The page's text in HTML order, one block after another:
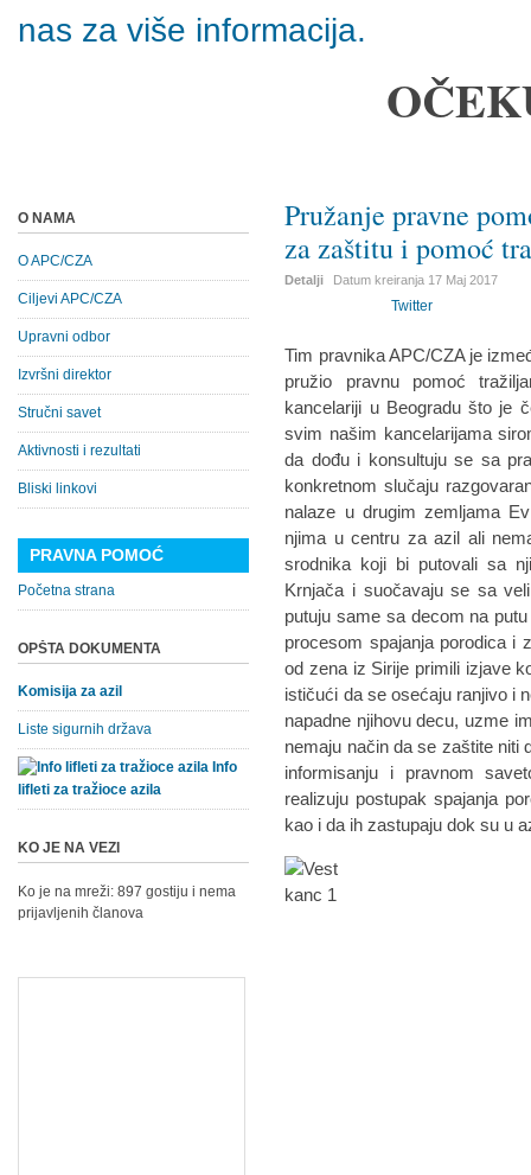
nas za više informacija.
Pružanje pravne
za zaštitu i pomoć
Detalji Datum kreiranja 17 Maj 2017
Twitter
Tim pravnika APC/CZA je
pružio pravnu pomoć
kancelariji u Beogradu što je
svim našim kancelarijama
da dođu i konsultuju se sa
konkretnom slučaju
nalaze u drugim zemljama
njima u centru za azil ali
srodnika koji bi putovali sa
Krnjača i suočavaju se sa
putuju same sa decom na
procesom spajanja porodica i
od zena iz Sirije primili izjave
ističući da se osećaju ranjivo i
napadne njihovu decu, uzme
nemaju način da se zaštite niti
informisanju i pravnom
realizuju postupak spajanja
kao i da ih zastupaju dok su u
O NAMA
O APC/CZA
Ciljevi APC/CZA
Upravni odbor
Izvršni direktor
Stručni savet
Aktivnosti i rezultati
Bliski linkovi
PRAVNA POMOĆ
Početna strana
OPŠTA DOKUMENTA
Komisija za azil
Liste sigurnih država
Info
lifleti za tražioce azila
KO JE NA VEZI
Ko je na mreži: 897 gostiju i nema
prijavljenih članova